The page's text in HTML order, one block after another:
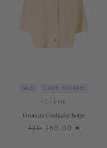
SALE CODE: EXTRA15
TOTEME
Oversize Cordjacke Beige
720 360,00 €